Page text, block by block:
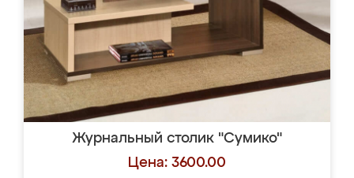
Журнальный столик "Сумико"
Цена: 3600.00